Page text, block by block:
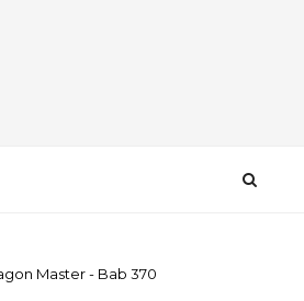
Master - Bab 370